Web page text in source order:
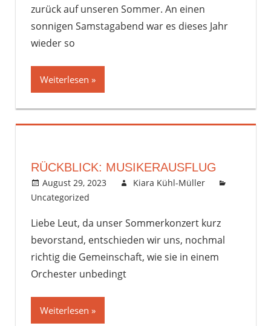
zurück auf unseren Sommer. An einen
sonnigen Samstagabend war es dieses Jahr
wieder so
Weiterlesen
RÜCKBLICK: MUSIKERAUSFLUG
August 29, 2023
Kiara Kühl-Müller
Uncategorized
Liebe Leut, da unser Sommerkonzert kurz
bevorstand, entschieden wir uns, nochmal
richtig die Gemeinschaft, wie sie in einem
Orchester unbedingt
Weiterlesen